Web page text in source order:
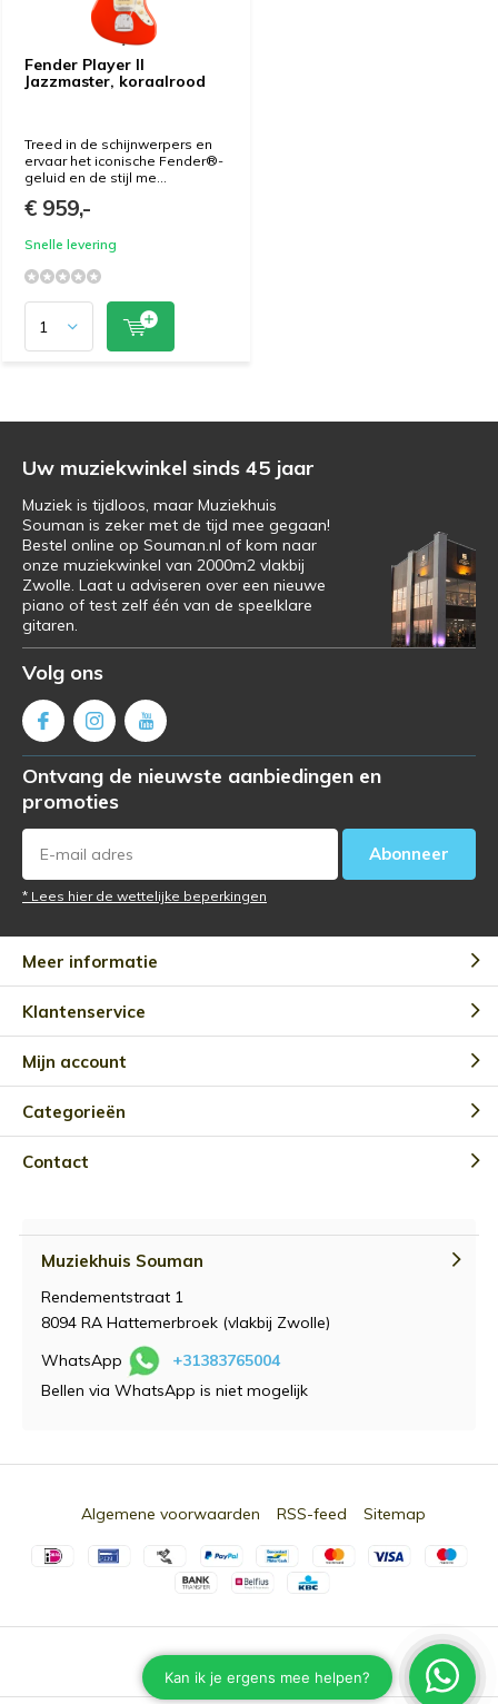
Fender Player II
Jazzmaster, koraalrood
Treed in de schijnwerpers en
ervaar het iconische Fender®-
geluid en de stijl me...
€ 959,-
Snelle levering
Uw muziekwinkel sinds 45 jaar
Muziek is tijdloos, maar Muziekhuis
Souman is zeker met de tijd mee gegaan!
Bestel online op Souman.nl of kom naar
onze muziekwinkel van 2000m2 vlakbij
Zwolle. Laat u adviseren over een nieuwe
piano of test zelf één van de speelklare
gitaren.
Volg ons
Ontvang de nieuwste aanbiedingen en
promoties
Abonneer
* Lees hier de wettelijke beperkingen
Meer informatie
Klantenservice
Mijn account
Categorieën
Contact
Muziekhuis Souman
Rendementstraat 1
8094 RA Hattemerbroek (vlakbij Zwolle)
WhatsApp
+31383765004
Bellen via WhatsApp is niet mogelijk
© 2026 -Souman.nl
Algemene voorwaarden RSS-feed Sitemap